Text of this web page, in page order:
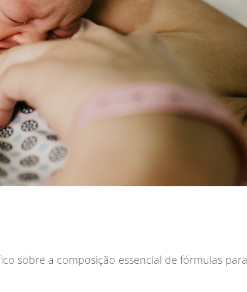
sobre a composição essencial de fórmulas para